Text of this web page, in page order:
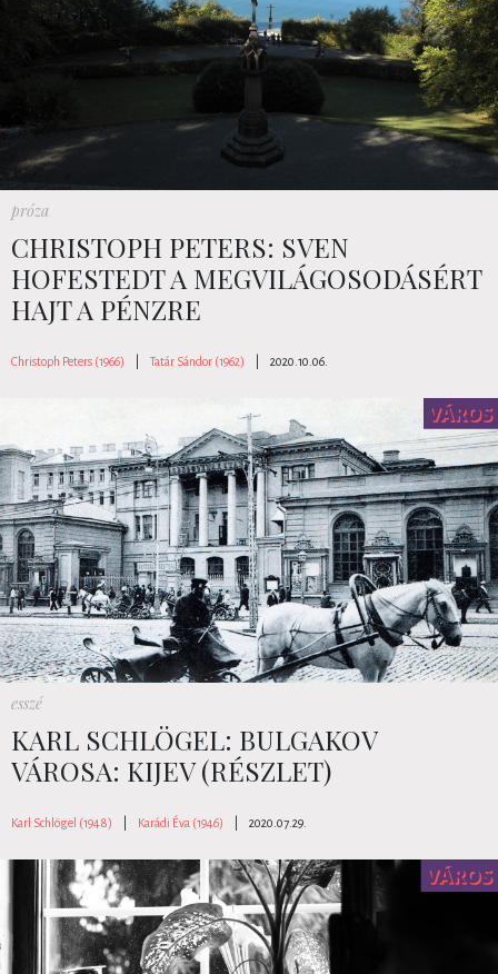
próza
CHRISTOPH PETERS: SVEN
HOFESTEDT A MEGVILÁGOSODÁSÉRT
HAJT A PÉNZRE
Christoph Peters (1966) Tatár Sándor (1962) 2020.10.06.
esszé
KARL SCHLÖGEL: BULGAKOV
VÁROSA: KIJEV (RÉSZLET)
Karl Schlögel (1948) Karádi Éva (1946) 2020.07.29.